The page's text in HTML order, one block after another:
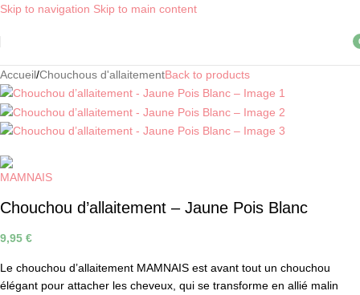
Skip to navigation Skip to main content
Accueil/Chouchous d'allaitementBack to products
Chouchou d’allaitement – Jaune Pois Blanc
9,95 €
Le chouchou d’allaitement MAMNAIS est avant tout un chouchou
élégant pour attacher les cheveux, qui se transforme en allié malin